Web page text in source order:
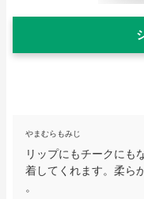
やまむらもみじ
リップにもチークにも
着してくれます。柔ら
。